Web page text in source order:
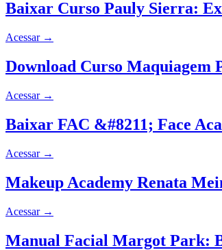
Baixar Curso Pauly Sierra:
Acessar →
Download Curso Maquiagem
Acessar →
Baixar FAC &#8211; Face
Acessar →
Makeup Academy Renata
Acessar →
Manual Facial Margot Park: